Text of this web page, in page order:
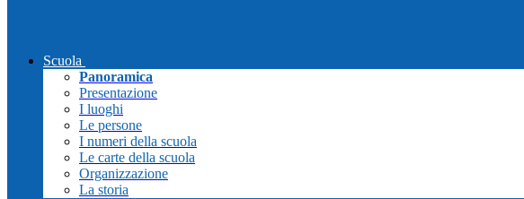
Scuola
Panoramica
Presentazione
I luoghi
Le persone
I numeri della scuola
Le carte della scuola
Organizzazione
La storia